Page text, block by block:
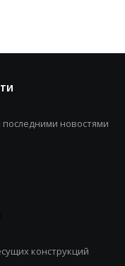
новостями
конструкций